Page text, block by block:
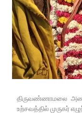
திருவண்ணாமலை
உற்சவத்தில் முருகர்